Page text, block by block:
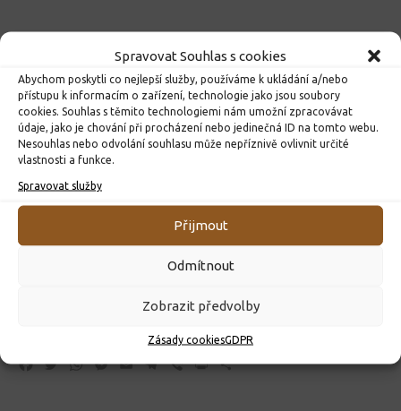
Spravovat Souhlas s cookies
Abychom poskytli co nejlepší služby, používáme k ukládání a/nebo
přístupu k informacím o zařízení, technologie jako jsou soubory
cookies. Souhlas s těmito technologiemi nám umožní zpracovávat
údaje, jako je chování při procházení nebo jedinečná ID na tomto webu.
Nesouhlas nebo odvolání souhlasu může nepříznivě ovlivnit určité
vlastnosti a funkce.
Spravovat služby
Přijmout
Odmítnout
Zobrazit předvolby
Zásady cookiesGDPR
Facebook
TwitterWhatsApp
Messenger
EmailTelegram
ViberPrintShare